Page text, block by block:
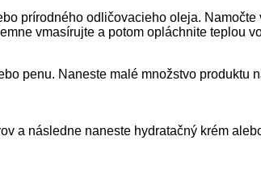
prírodného odličovacieho oleja.
vmasírujte a potom opláchnite teplou
penu. Naneste malé množstvo
a následne naneste hydratačný krém